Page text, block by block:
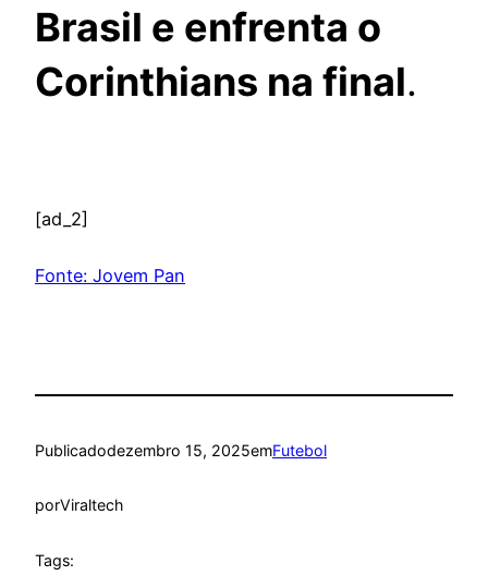
Brasil e enfrenta o
Corinthians na final.
[ad_2]
Fonte: Jovem Pan
Publicadodezembro 15, 2025emFutebol
porViraltech
Tags: